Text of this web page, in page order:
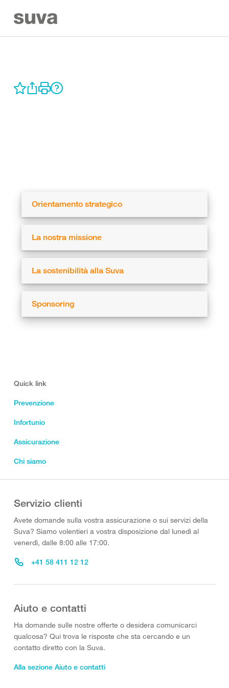
Orientamento strategico
La nostra missione
La sostenibilità alla Suva
Sponsoring
Quick link
Prevenzione
Infortunio
Assicurazione
Chi siamo
Servizio clienti
Avete domande sulla vostra assicurazione o sui servizi della
Suva? Siamo volentieri a vostra disposizione dal lunedì al
venerdì, dalle 8:00 alle 17:00.
+41 58 411 12 12
Aiuto e contatti
Ha domande sulle nostre offerte o desidera comunicarci
qualcosa? Qui trova le risposte che sta cercando e un
contatto diretto con la Suva.
Alla sezione Aiuto e contatti